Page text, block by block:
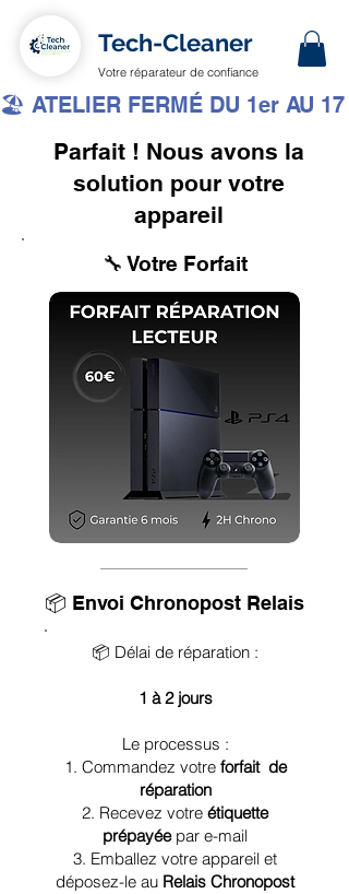
Tech-Cleaner
Votre réparateur de confiance
🏖️ ATELIER FERMÉ DU 1er AU
Parfait ! Nous avons la
solution pour votre
appareil
🔧 Votre Forfait
📦 Envoi Chronopost Relais
📦 Délai de réparation :
1 à 2 jours
Le processus :
1. Commandez votre forfait de
réparation
2. Recevez votre étiquette
prépayéepar e-mail
3. Emballez votre appareil et
déposez-le au Relais Chronopost